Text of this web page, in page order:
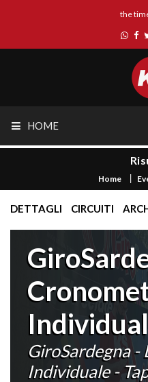
the
HOME
Home
DETTAGLI CIRCUITI
GiroSardegna -
Individuale -